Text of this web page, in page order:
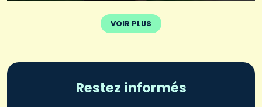
VOIR PLUS
Restez informés